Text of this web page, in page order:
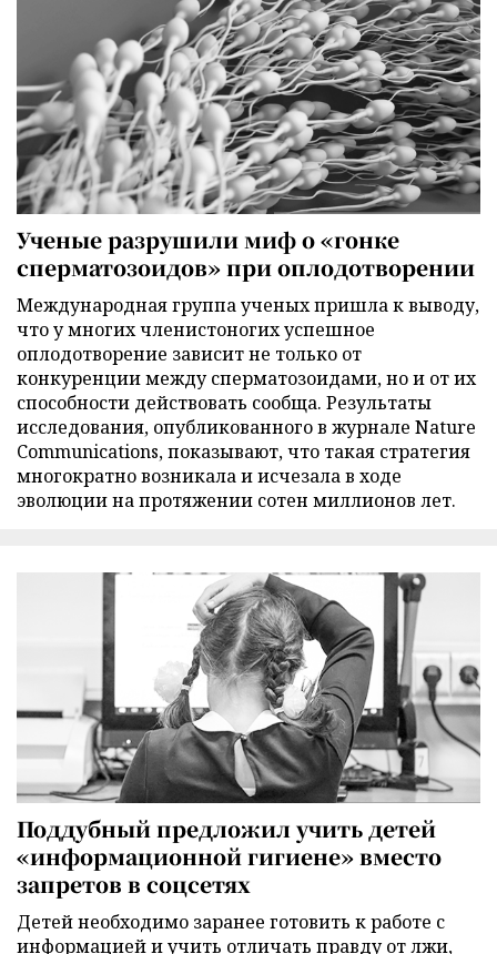
Ученые разрушили миф о «гонке
сперматозоидов» при оплодотворении
Международная группа ученых пришла к выводу,
что у многих членистоногих успешное
оплодотворение зависит не только от
конкуренции между сперматозоидами, но и от их
способности действовать сообща. Результаты
исследования, опубликованного в журнале Nature
Communications, показывают, что такая стратегия
многократно возникала и исчезала в ходе
эволюции на протяжении сотен миллионов лет.
Поддубный предложил учить детей
«информационной гигиене» вместо
запретов в соцсетях
Детей необходимо заранее готовить к работе с
информацией и учить отличать правду от лжи,